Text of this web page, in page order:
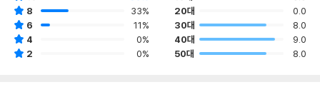
8
33%
6
11%
4
0%
2
0%
20대
0.0
30대
8.0
40대
9.0
50대
8.0